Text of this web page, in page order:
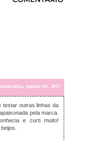
feira, janeiro 09, 2017
testar outras linhas da
pela marca.
e curti muito!